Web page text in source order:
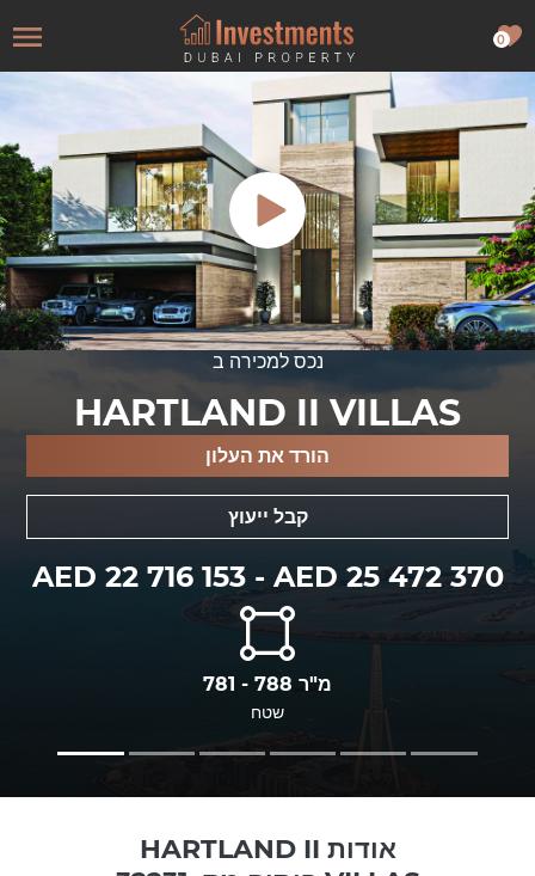
0
נכס למכירה ב
HARTLAND II VILLAS
הורד את העלון
קבל ייעוץ
AED 22 716 153 - AED 25 472 370
781 - 788 מ"ר
שטח
אודות HARTLAND II